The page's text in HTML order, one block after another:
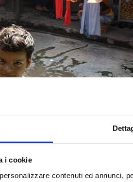
i cookie
contenuti ed annunci,